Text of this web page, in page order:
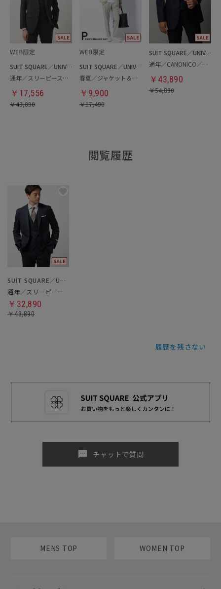
SUIT SQUARE／UNIVERSAL LANGUAGE
通年／スリーピーススーツ
￥ 17,556
￥43,890
SUIT SQUARE／UNIVERSAL LANGUAGE
春夏／ジャケット＆パンツ＆Tシャツセットアップ
￥ 9,900
￥17,490
SUIT SQUARE／UNIVERSAL LANGUAGE
通年／CANONICO／スリーピーススーツ
￥ 43,890
￥54,890
閲覧履歴
SUIT SQUARE／UNIVERSAL LANGUAGE
通年／スリーピーススーツ／フォーマル兼用
￥32,890
￥43,890
履歴を残さない
sms チャットで質問
MENS TOP WOMEN TOP